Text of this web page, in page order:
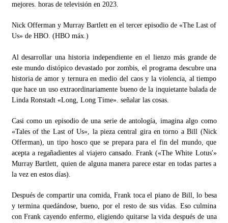
mejores. horas de televisión en 2023.
Nick Offerman y Murray Bartlett en el tercer episodio de «The Last of
Us» de HBO. (HBO máx.)
Al desarrollar una historia independiente en el lienzo más grande de
este mundo distópico devastado por zombis, el programa descubre una
historia de amor y ternura en medio del caos y la violencia, al tiempo
que hace un uso extraordinariamente bueno de la inquietante balada de
Linda Ronstadt «Long, Long Time». señalar las cosas.
Casi como un episodio de una serie de antología, imagina algo como
«Tales of the Last of Us», la pieza central gira en torno a Bill (Nick
Offerman), un tipo hosco que se prepara para el fin del mundo, que
acepta a regañadientes al viajero cansado. Frank («The White Lotus'»
Murray Bartlett, quien de alguna manera parece estar en todas partes a
la vez en estos días).
Después de compartir una comida, Frank toca el piano de Bill, lo besa
y termina quedándose, bueno, por el resto de sus vidas. Eso culmina
con Frank cayendo enfermo, eligiendo quitarse la vida después de una